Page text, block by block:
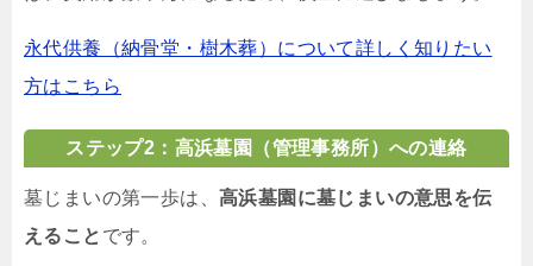
永代供養（納骨堂・樹木葬）について詳しく知りたい
方はこちら
ステップ2：高浜墓園（管理事務所）への連絡
墓じまいの第一歩は、 高浜墓園に墓じまいの意思を伝
えること です。